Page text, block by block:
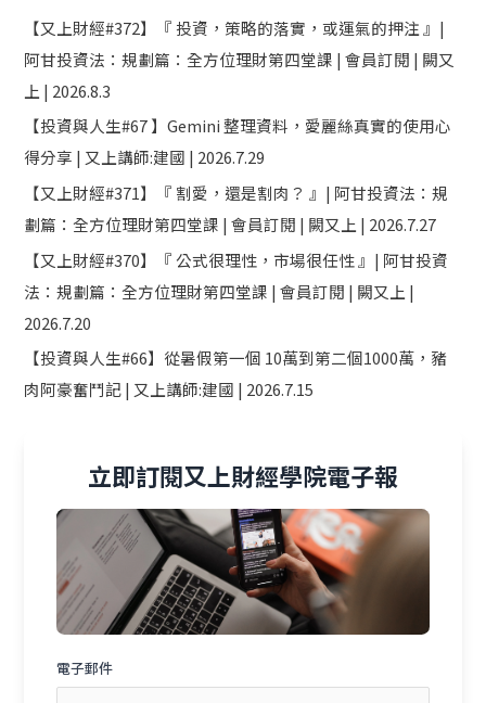
【又上財經#372】『 投資，策略的落實，或運氣的押注 』|
阿甘投資法：規劃篇：全方位理財第四堂課 | 會員訂閱 | 闕又
上 | 2026.8.3
【投資與人生#67 】Gemini 整理資料，愛麗絲真實的使用心
得分享 | 又上講師:建國 | 2026.7.29
【又上財經#371】『 割愛，還是割肉？ 』| 阿甘投資法：規
劃篇：全方位理財第四堂課 | 會員訂閱 | 闕又上 | 2026.7.27
【又上財經#370】『 公式很理性，市場很任性 』| 阿甘投資
法：規劃篇：全方位理財第四堂課 | 會員訂閱 | 闕又上 |
2026.7.20
【投資與人生#66】從暑假第一個 10萬到第二個1000萬，豬
肉阿豪奮鬥記 | 又上講師:建國 | 2026.7.15
立即訂閱又上財經學院電子報
電子郵件